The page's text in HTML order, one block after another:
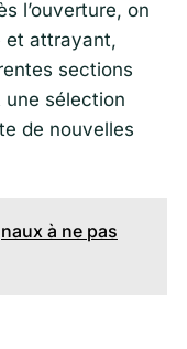
l’ouverture, on
et attrayant,
sections
sélection
de nouvelles
à ne pas